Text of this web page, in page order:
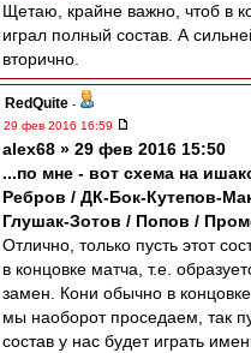
Щетаю, крайне важно, чтоб в
играл полный состав. А
вторично.
RedQuite -
29 фев 2016 16:59
alex68 » 29 фев 2016 15:50
...по мне - вот схема на
Ребров / ДК-Бок-Кутепов-
Глушак-Зотов / Попов /
Отлично, только пусть этот
в концовке матча, т.е.
замен. Кони обычно в
мы наоборот проседаем, так
состав у нас будет играть